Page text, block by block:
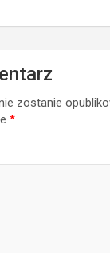
zostanie
*